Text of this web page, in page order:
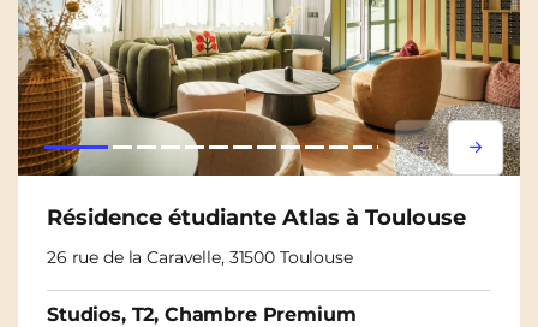
Lorem ipsum
Lorem
Résidence étudiante Atlas à Toulouse
26 rue de la Caravelle, 31500 Toulouse
Studios, T2, Chambre Premium